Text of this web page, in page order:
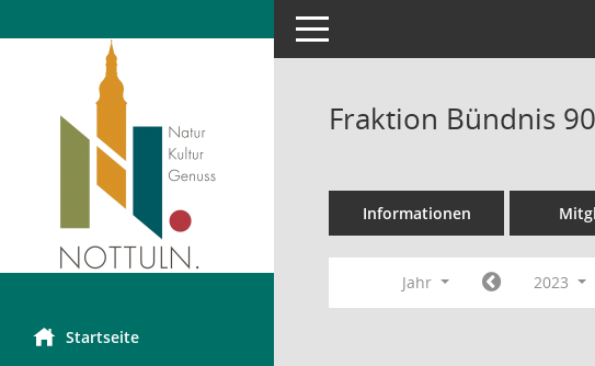
Startseite
Toggle navigation
Fraktion Bündnis
Informationen
Jahr 2023